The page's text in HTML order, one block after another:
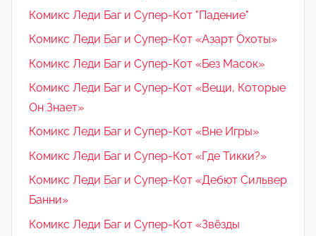
Комикс Леди Баг и Супер-Кот "Падение"
Комикс Леди Баг и Супер-Кот «Азарт Охоты»
Комикс Леди Баг и Супер-Кот «Без Масок»
Комикс Леди Баг и Супер-Кот «Вещи, Которые
Он Знает»
Комикс Леди Баг и Супер-Кот «Вне Игры»
Комикс Леди Баг и Супер-Кот «Где Тикки?»
Комикс Леди Баг и Супер-Кот «Дебют Сильвер
Банни»
Комикс Леди Баг и Супер-Кот «Звёзды